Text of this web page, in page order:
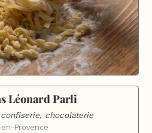
Léonard Parli
chocolaterie
en-Provence